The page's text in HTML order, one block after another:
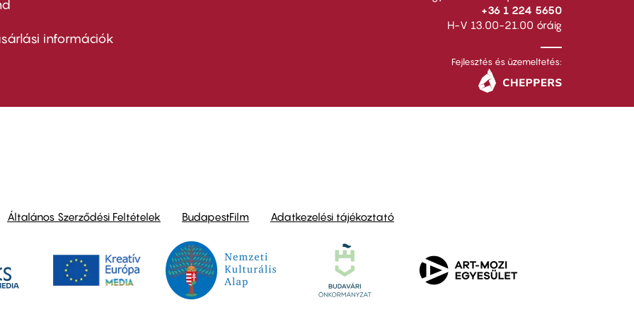
információk
+36 1 224 5650
H-V 13.00-21.00 óráig
Fejlesztés és üzemeltetés:
Általános Szerződési Feltételek BudapestFilm Adatkezelési tájékoztató